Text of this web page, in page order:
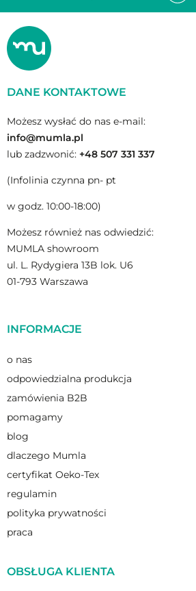
DANE KONTAKTOWE
Możesz wysłać do nas e-mail:
info@mumla.pl
lub zadzwonić: +48 507 331 337
(Infolinia czynna pn- pt
w godz. 10:00-18:00)
Możesz również nas odwiedzić:
MUMLA showroom
ul. L. Rydygiera 13B lok. U6
01-793 Warszawa
INFORMACJE
o nas
odpowiedzialna produkcja
zamówienia B2B
pomagamy
blog
dlaczego Mumla
certyfikat Oeko-Tex
regulamin
polityka prywatności
praca
OBSŁUGA KLIENTA